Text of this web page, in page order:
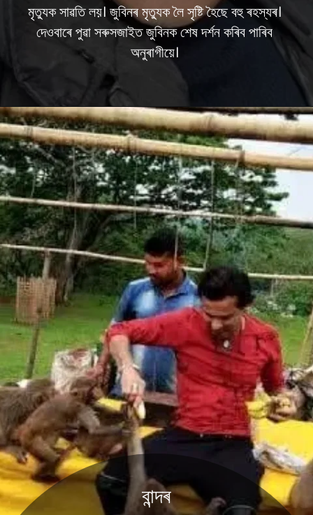
মৃত্যুক সাৱতি লয়। জুবিনৰ মৃত্যুক লৈ সৃষ্টি হৈছে বহু ৰহস্যৰ।
দেওবাৰে পুৱা সৰুসজাইত জুবিনক শেষ দৰ্শন কৰিব পাৰিব
বান্দৰ